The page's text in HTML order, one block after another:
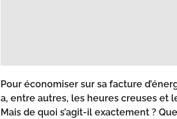
Pour économiser sur sa facture
a, entre autres, les heures creuses et
Mais de quoi s’agit-il exactement ?